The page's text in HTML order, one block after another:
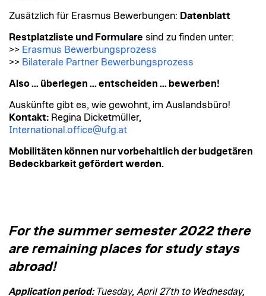
Zusätzlich für Erasmus Bewerbungen: Datenblatt
Restplatzliste und Formulare sind zu finden unter:
>> Erasmus Bewerbungsprozess
>> Bilaterale Partner Bewerbungsprozess
Also ... überlegen ... entscheiden ... bewerben!
Auskünfte gibt es, wie gewohnt, im Auslandsbüro!
Kontakt: Regina Dicketmüller,
International.office@ufg.at
Mobilitäten können nur vorbehaltlich der budgetären
Bedeckbarkeit gefördert werden.
For the summer semester 2022 there
are remaining places for study stays
abroad!
Application period: Tuesday, April 27th to Wednesday,